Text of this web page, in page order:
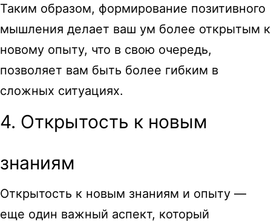
Таким образом, формирование позитивного
мышления делает ваш ум более открытым к
новому опыту, что в свою очередь,
позволяет вам быть более гибким в
сложных ситуациях.
4. Открытость к новым
знаниям
Открытость к новым знаниям и опыту —
еще один важный аспект, который